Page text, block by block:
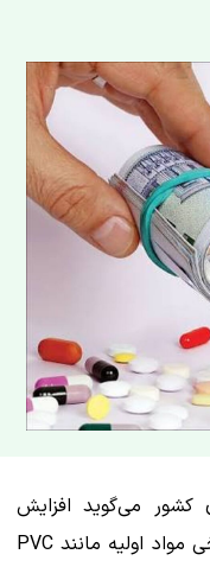
کشور می‌گوید افزایش
شدید قیمت مواد بسته‌بندی، کمبود برخی مواد اولیه مانند PVC